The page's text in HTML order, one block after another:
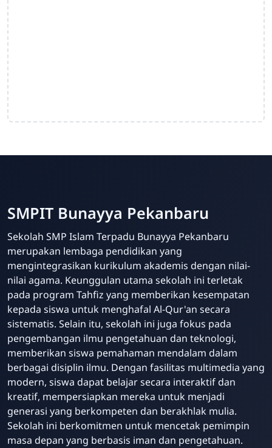
SMPIT Bunayya Pekanbaru
Sekolah SMP Islam Terpadu Bunayya Pekanbaru
merupakan lembaga pendidikan yang
mengintegrasikan kurikulum akademis dengan nilai-
nilai agama. Keunggulan utama sekolah ini terletak
pada program Tahfiz yang memberikan kesempatan
kepada siswa untuk menghafal Al-Qur'an secara
sistematis. Selain itu, sekolah ini juga fokus pada
pengembangan ilmu pengetahuan dan teknologi,
memberikan siswa pemahaman mendalam dalam
berbagai disiplin ilmu. Dengan fasilitas multimedia yang
modern, siswa dapat belajar secara interaktif dan
kreatif, mempersiapkan mereka untuk menjadi
generasi yang berkompeten dan berakhlak mulia.
Sekolah ini berkomitmen untuk mencetak pemimpin
masa depan yang berbasis iman dan pengetahuan.